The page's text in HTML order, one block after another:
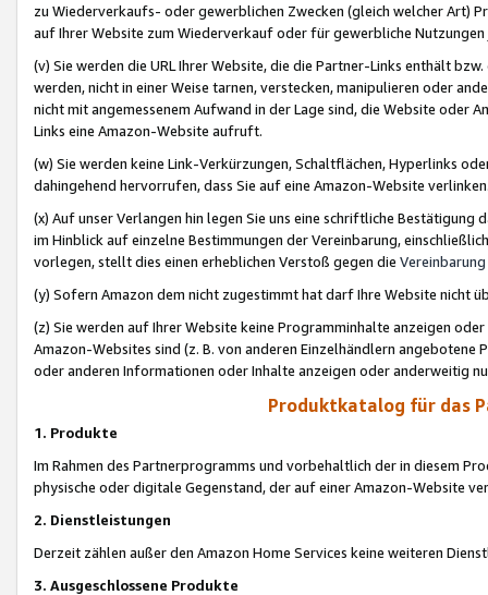
zu Wiederverkaufs- oder gewerblichen Zwecken (gleich welcher Art)
auf Ihrer Website zum Wiederverkauf oder für gewerbliche
(v) Sie werden die URL Ihrer Website, die die Partner-Links enthält
werden, nicht in einer Weise tarnen, verstecken, manipulieren oder
nicht mit angemessenem Aufwand in der Lage sind, die Website oder
Links eine Amazon-Website aufruft.
(w) Sie werden keine Link-Verkürzungen, Schaltflächen, Hyperlinks
dahingehend hervorrufen, dass Sie auf eine Amazon-Website
(x) Auf unser Verlangen hin legen Sie uns eine schriftliche
im Hinblick auf einzelne Bestimmungen der Vereinbarung,
vorlegen, stellt dies einen erheblichen Verstoß gegen die Vereinbarung
(y) Sofern Amazon dem nicht zugestimmt hat darf Ihre Website nicht
(z) Sie werden auf Ihrer Website keine Programminhalte anzeigen
Amazon-Websites sind (z. B. von anderen Einzelhändlern
oder anderen Informationen oder Inhalte anzeigen oder anderweitig
Produktkatalog für das
1. Produkte
Im Rahmen des Partnerprogramms und vorbehaltlich der in diesem
physische oder digitale Gegenstand, der auf einer Amazon-Website
2. Dienstleistungen
Derzeit zählen außer den Amazon Home Services keine weiteren
3. Ausgeschlossene Produkte